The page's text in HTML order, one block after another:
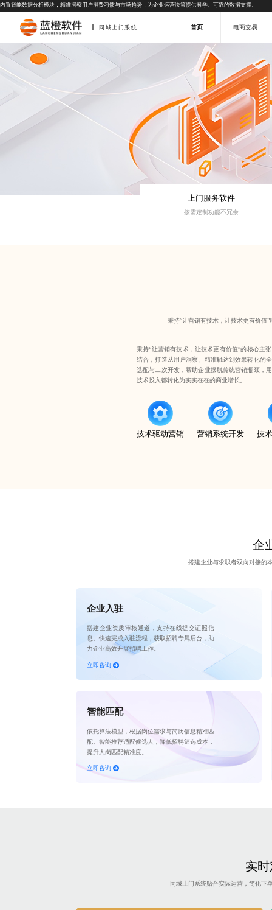
内置智能数据分析模块，精准洞察用户消费习惯与市场趋势，为企业运营决策提供科学、可靠的数据支撑。
同城上门系统 首页 电商交易
上门服务软件
按需定制功能不冗余
秉持“让营销有技术，让技术更有价值
秉持“让营销有技术，让技术更有价值”的核心主
结合，打造从用户洞察、精准触达到效果转化的
选配与二次开发，帮助企业摆脱传统营销瓶颈，
技术投入都转化为实实在在的商业增长。
技术驱动营销 营销系统开发 技
企
搭建企业与求职者双向对接的
企业入驻
搭建企业资质审核通道，支持在线提交证照信
息。快速完成入驻流程，获取招聘专属后台，助
力企业高效开展招聘工作。
立即咨询
智能匹配
依托算法模型，根据岗位需求与简历信息精准匹
配。智能推荐适配候选人，降低招聘筛选成本，
提升人岗匹配精准度。
立即咨询
实
同城上门系统贴合实际运营，简化下